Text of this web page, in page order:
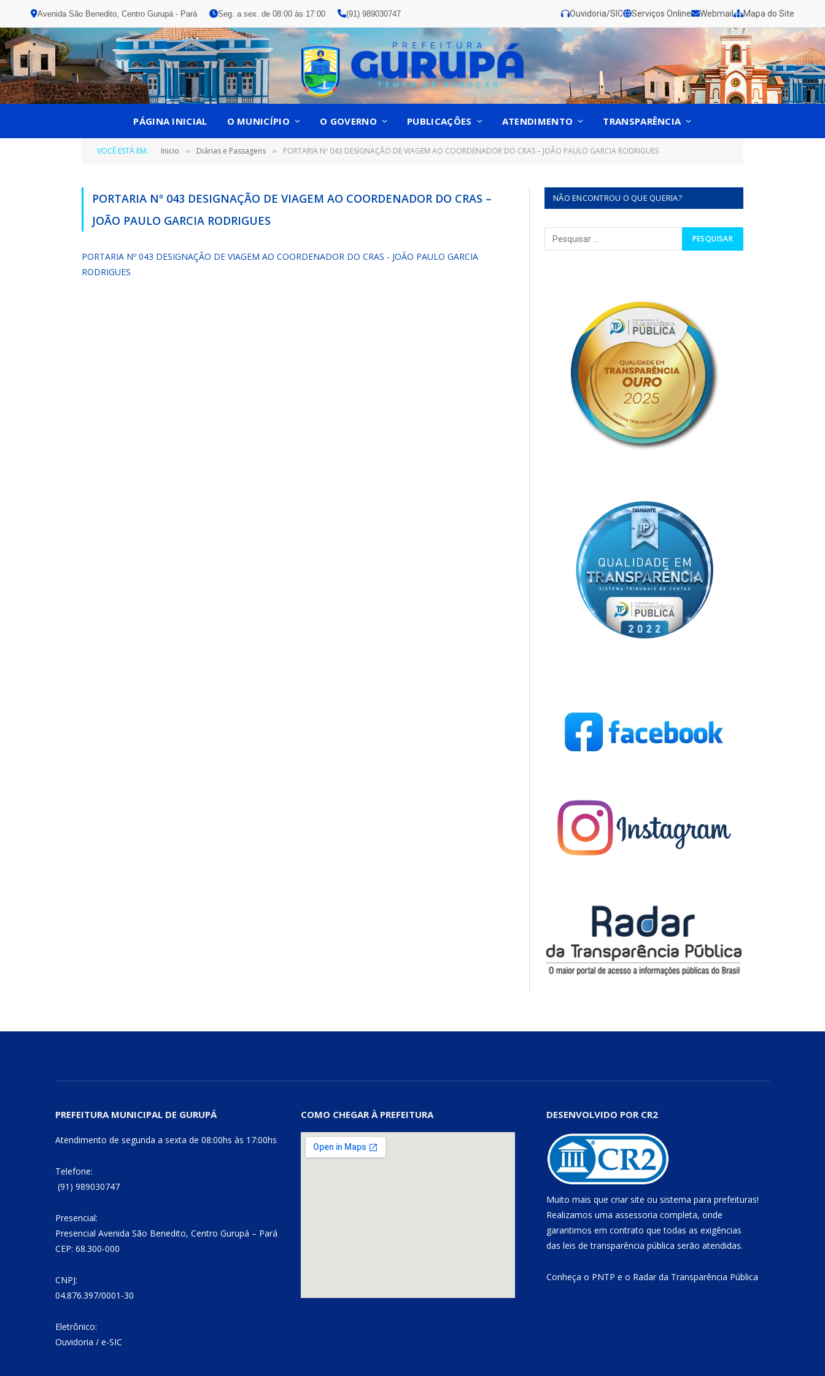
Avenida São Benedito, Centro Gurupá - Pará Seg. a sex. de 08:00 às 17:00 (91) 989030747 Ouvidoria/SIC Serviços Online Webmail Mapa do Site
PÁGINA INICIAL O MUNICÍPIO O GOVERNO PUBLICAÇÕES ATENDIMENTO TRANSPARÊNCIA
VOCÊ ESTÁ EM: Inicio » Diárias e Passagens » PORTARIA Nº 043 DESIGNAÇÃO DE VIAGEM AO COORDENADOR DO CRAS – JOÃO PAULO GARCIA RODRIGUES
PORTARIA Nº 043 DESIGNAÇÃO DE VIAGEM AO COORDENADOR DO CRAS –
JOÃO PAULO GARCIA RODRIGUES
PORTARIA Nº 043 DESIGNAÇÃO DE VIAGEM AO COORDENADOR DO CRAS - JOÃO PAULO GARCIA
RODRIGUES
NÃO ENCONTROU O QUE QUERIA?
PREFEITURA MUNICIPAL DE GURUPÁ
Atendimento de segunda a sexta de 08:00hs às 17:00hs
Telefone:
(91) 989030747
Presencial:
Presencial Avenida São Benedito, Centro Gurupá – Pará
CEP: 68.300-000
CNPJ:
04.876.397/0001-30
Eletrônico:
Ouvidoria / e-SIC
COMO CHEGAR À PREFEITURA DESENVOLVIDO POR CR2
Muito mais que criar site ou sistema para prefeituras!
Realizamos uma assessoria completa, onde
garantimos em contrato que todas as exigências
das leis de transparência pública serão atendidas.
Conheça o PNTP e o Radar da Transparência Pública